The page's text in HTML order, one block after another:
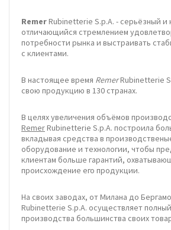
RemerRubinetterie S.p.A. - серьёзный и
отличающийся стремлением удовлетв
потребности рынка и выстраивать
с клиентами.
В настоящее время RemerRubinetterie
свою продукцию в 130 странах.
В целяхувеличения объёмов произв
RemerRubinetterie S.p.A. построила
вкладывая средства в производств
оборудование и технологии, чтобы
клиентам больше гарантий, охватыв
происхождение его продукции.
На своих заводах, отМилана до Бергамо
Rubinetterie S.p.A. осуществляетполный
производства большинства своихто